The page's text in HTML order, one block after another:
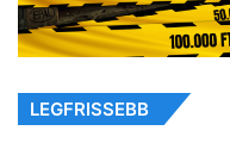
LEGFRISSEBB